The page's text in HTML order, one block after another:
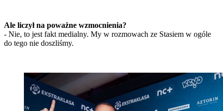
Ale liczył na poważne wzmocnienia?
- Nie, to jest fakt medialny. My w rozmowach ze Stasiem w ogóle
do tego nie doszliśmy.